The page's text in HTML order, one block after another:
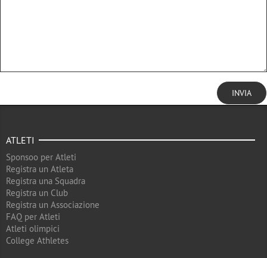
INVIA
ATLETI
Sponsoo per Atleti
Registra un Atleta
Registra una Squadra
Registra un Club
Registra un Associazione
FAQ per Atleti
Atleti olimpici
College Athletes